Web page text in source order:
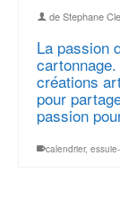
deStephane
La passion
créations
pour
passion
calendrier,